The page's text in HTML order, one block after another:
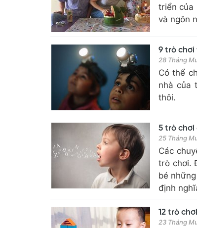
triển của
và ngôn
9 trò chơi
28 Tháng
Có thể
nhà của
thôi.
5 trò
25 Tháng
Các
trò chơi.
bé
định
12 trò
23 Tháng